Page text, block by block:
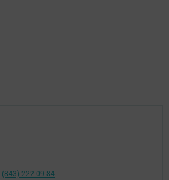
(843) 222 09 84